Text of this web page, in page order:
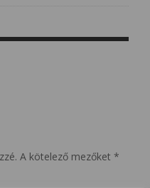
A kötelező mezőket *